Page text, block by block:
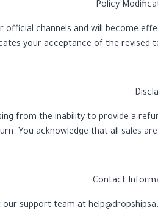
Policy
official channels and will become
your acceptance of the revised
from the inability to provide a
You acknowledge that all sales are
Contact
our support team at